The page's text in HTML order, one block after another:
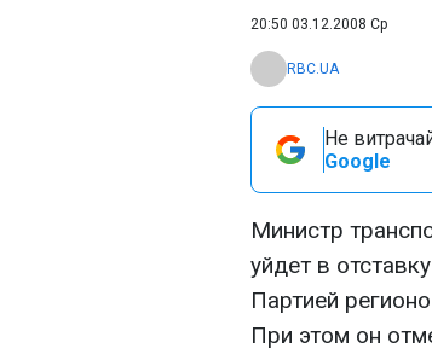
20:50 03.12.2008 Ср
RBC.UA
Не
Google
Министр
уйдет в
Партией
При этом он